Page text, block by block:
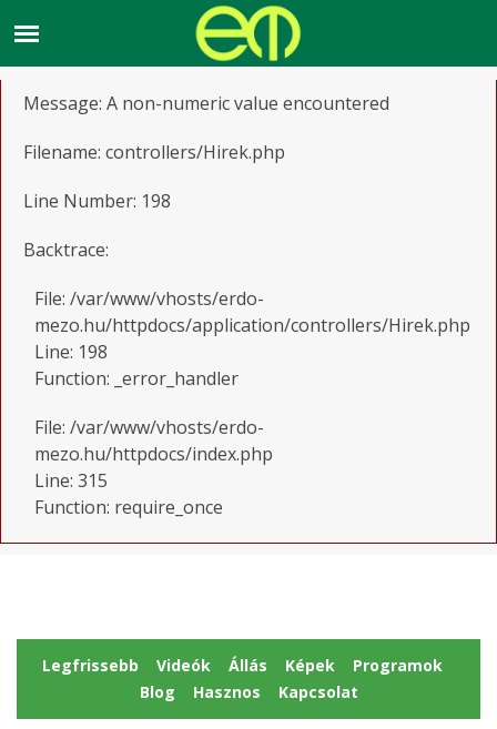
A PHP Error was encountered
Message: A non-numeric value encountered
Filename: controllers/Hirek.php
Line Number: 198
Backtrace:
File: /var/www/vhosts/erdo-
mezo.hu/httpdocs/application/controllers/Hirek.php
Line: 198
Function: _error_handler
File: /var/www/vhosts/erdo-
mezo.hu/httpdocs/index.php
Line: 315
Function: require_once
Legfrissebb Videók Állás Képek
Programok
Blog
Hasznos Kapcsolat